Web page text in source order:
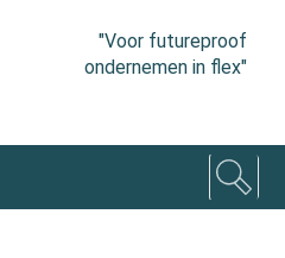
"Voor futureproof
ondernemen in flex"